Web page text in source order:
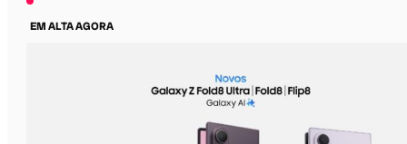
EM ALTA AGORA